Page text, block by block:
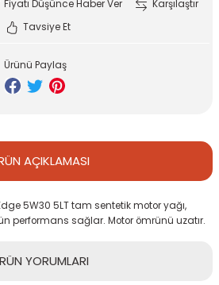
Fiyatı Düşünce Haber Ver
Karşılaştır
Tavsiye Et
Ürünü Paylaş
AÇIKLAMASI
5W30 5LT tam sentetik motor yağı,
performans sağlar. Motor ömrünü uzatır.
YORUMLARI